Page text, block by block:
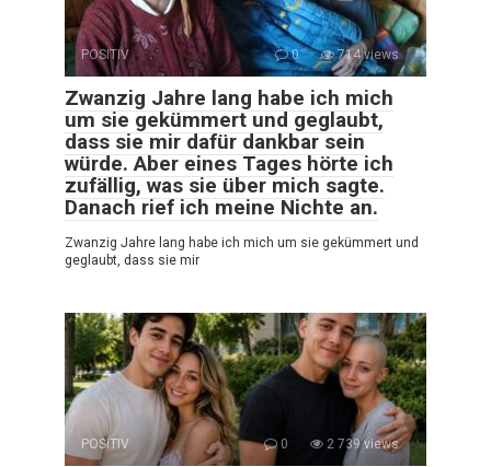
POSITIV 0 714 views
Zwanzig Jahre lang habe ich mich
um sie gekümmert und geglaubt,
dass sie mir dafür dankbar sein
würde. Aber eines Tages hörte ich
zufällig, was sie über mich sagte.
Danach rief ich meine Nichte an.
Zwanzig Jahre lang habe ich mich um sie gekümmert und
geglaubt, dass sie mir
POSITIV 0 2 739 views